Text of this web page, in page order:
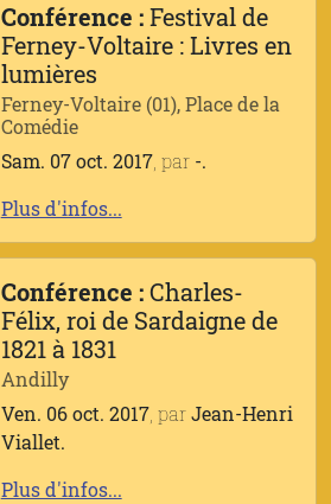
Conférence :Festival de
Ferney-Voltaire : Livres en
lumières
Ferney-Voltaire (01), Place de la
Comédie
Sam. 07 oct. 2017, par -.
Plus d'infos...
Conférence :Charles-
Félix, roi de Sardaigne de
1821 à 1831
Andilly
Ven. 06 oct. 2017, parJean-Henri
Viallet.
Plus d'infos...